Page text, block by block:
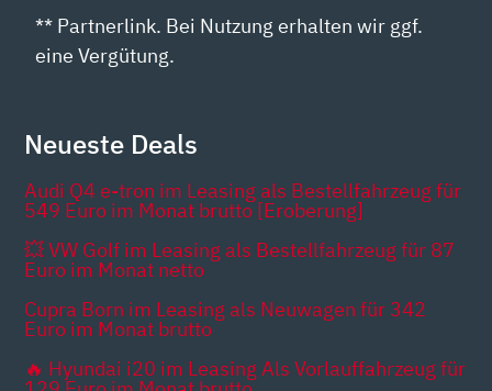
** Partnerlink. Bei Nutzung erhalten wir ggf.
eine Vergütung.
Neueste Deals
Audi Q4 e-tron im Leasing als Bestellfahrzeug für
549 Euro im Monat brutto [Eroberung]
💥 VW Golf im Leasing als Bestellfahrzeug für 87
Euro im Monat netto
Cupra Born im Leasing als Neuwagen für 342
Euro im Monat brutto
🔥 Hyundai i20 im Leasing Als Vorlauffahrzeug für